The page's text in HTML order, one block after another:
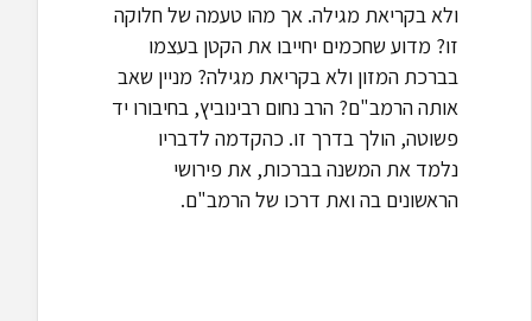
ולא בקריאת מגילה. אך מהו טעמה של חלוקה
זו? מדוע שחכמים יחייבו את הקטן בעצמו
בברכת המזון ולא בקריאת מגילה? מניין שאב
אותה הרמב"ם? הרב נחום רבינוביץ, בחיבורו יד
פשוטה, הולך בדרך זו. כהקדמה לדבריו
נלמד את המשנה בברכות, את פירושי
הראשונים בה ואת דרכו של הרמב"ם.